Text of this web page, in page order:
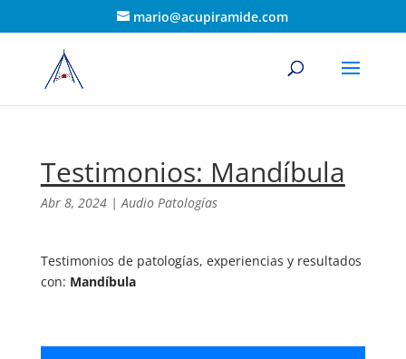
mario@acupiramide.com
Testimonios: Mandíbula
Abr 8, 2024|Audio Patologías
Testimonios de patologías, experiencias y resultados
con: Mandíbula